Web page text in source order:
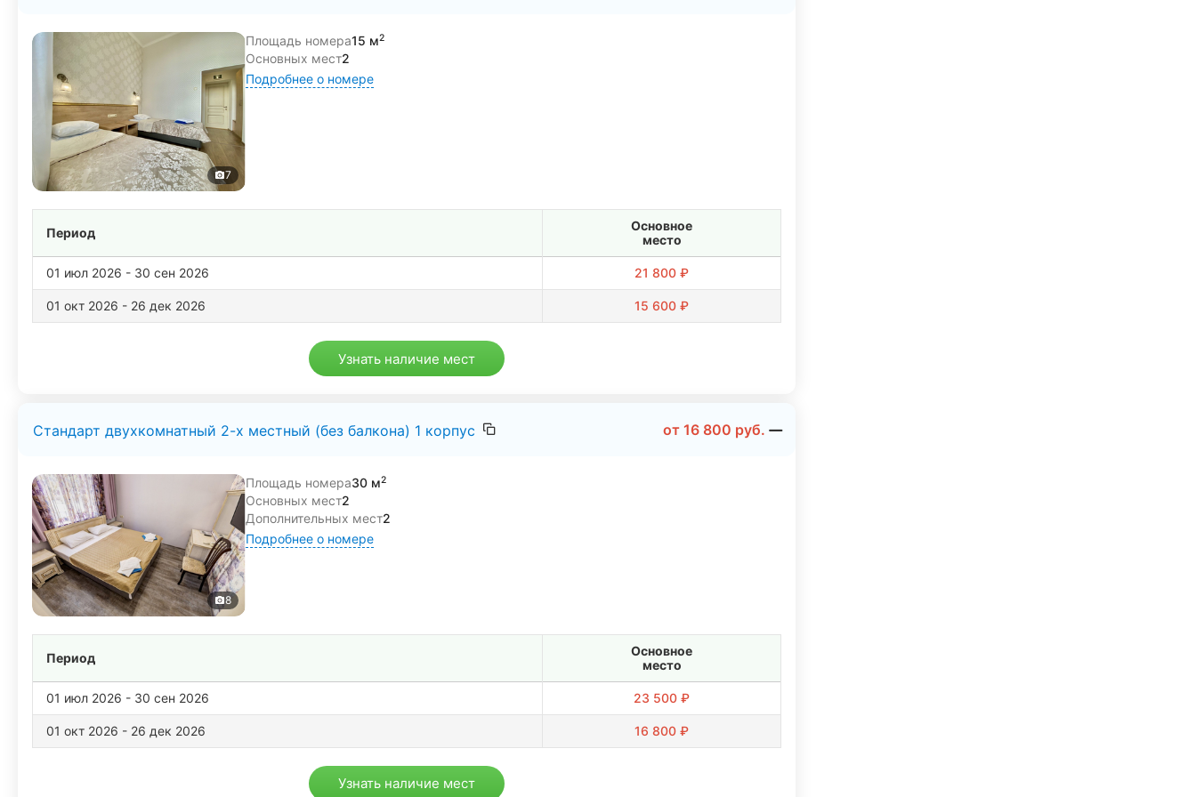
7
Площадь номера15 м2
Основных мест2
Подробнее о номере
Период
Основное
место
01 июл 2026 - 30 сен 2026 21 800 ₽
01 окт 2026 - 26 дек 2026 15 600 ₽
Узнать наличие мест
Стандарт двухкомнатный 2-х местный (без балкона) 1 корпус от 16 800 руб.
8
Площадь номера30 м2
Основных мест2
Дополнительных мест2
Подробнее о номере
Период
Основное
место
01 июл 2026 - 30 сен 2026 23 500 ₽
01 окт 2026 - 26 дек 2026 16 800 ₽
Узнать наличие мест